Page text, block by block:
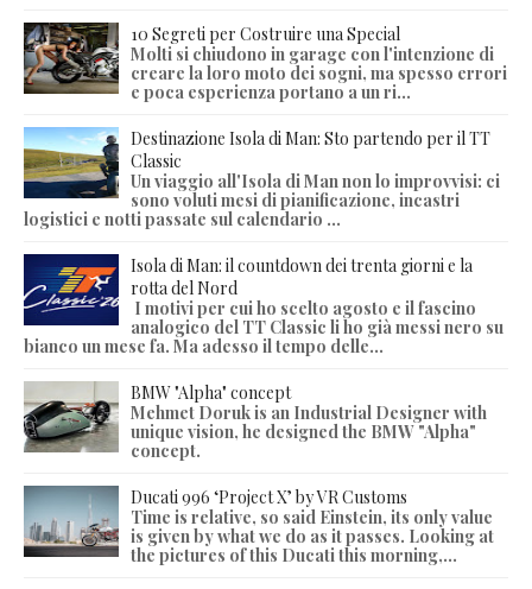
10 Segreti per Costruire una Special
Molti si chiudono in garage con l'intenzione di
creare la loro moto dei sogni, ma spesso errori
e poca esperienza portano a un ri...
Destinazione Isola di Man: Sto partendo per il TT
Classic
Un viaggio all'Isola di Man non lo improvvisi: ci
sono voluti mesi di pianificazione, incastri
logistici e notti passate sul calendario ...
Isola di Man: il countdown dei trenta giorni e la
rotta del Nord
I motivi per cui ho scelto agosto e il fascino
analogico del TT Classic li ho già messi nero su
bianco un mese fa. Ma adesso il tempo delle...
BMW "Alpha" concept
Mehmet Doruk is an Industrial Designer with
unique vision, he designed the BMW "Alpha"
concept.
Ducati 996 ‘Project X’ by VR Customs
Time is relative, so said Einstein, its only value
is given by what we do as it passes. Looking at
the pictures of this Ducati this morning,...